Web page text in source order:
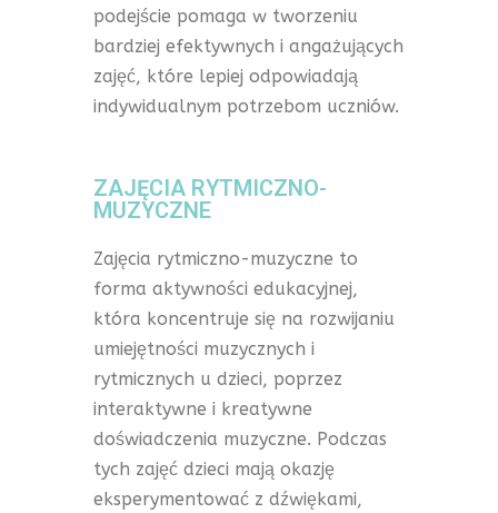
podejście pomaga w tworzeniu
bardziej efektywnych i angażujących
zajęć, które lepiej odpowiadają
indywidualnym potrzebom uczniów.
ZAJĘCIA RYTMICZNO-
MUZYCZNE
Zajęcia rytmiczno-muzyczne to
forma aktywności edukacyjnej,
która koncentruje się na rozwijaniu
umiejętności muzycznych i
rytmicznych u dzieci, poprzez
interaktywne i kreatywne
doświadczenia muzyczne. Podczas
tych zajęć dzieci mają okazję
eksperymentować z dźwiękami,